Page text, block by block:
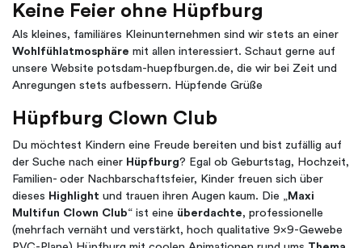
Keine Feier ohne Hüpfburg
Als kleines, familiäres Kleinunternehmen sind wir stets an einer
Wohlfühlatmosphäre mit allen interessiert. Schaut gerne auf
unsere Website potsdam-huepfburgen.de, die wir bei Zeit und
Anregungen stets aufbessern. Hüpfende Grüße
Hüpfburg Clown Club
Du möchtest Kindern eine Freude bereiten und bist zufällig auf
der Suche nach einer Hüpfburg? Egal ob Geburtstag, Hochzeit,
Familien- oder Nachbarschaftsfeier, Kinder freuen sich über
dieses Highlight und trauen ihren Augen kaum. Die „ Maxi
Multifun Clown Club“ ist eine überdachte, professionelle
(mehrfach vernäht und verstärkt, hoch qualitative 9x9-Gewebe